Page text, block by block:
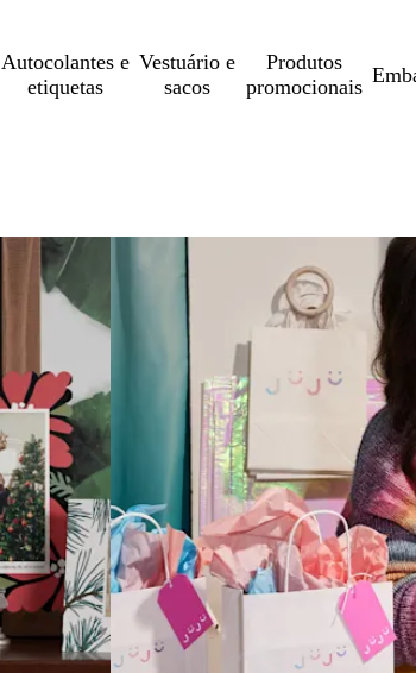
Autocolantes e
etiquetas
Vestuário e
sacos
Produtos
promocionais